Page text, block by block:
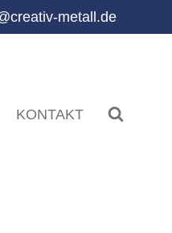
metall.de
KONTAKT